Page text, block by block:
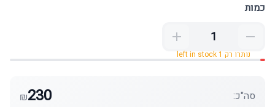
כמות
נותרו רק 1 left in stock
סה"כ: 230
₪